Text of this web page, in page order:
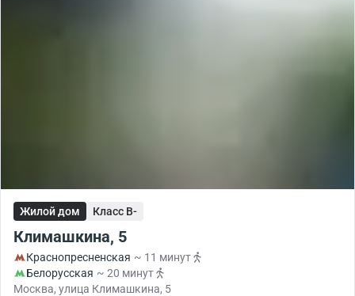
Жилой дом Класс B-
Климашкина, 5
Краснопресненская ~ 11 минут
Белорусская ~ 20 минут
Москва, улица Климашкина, 5